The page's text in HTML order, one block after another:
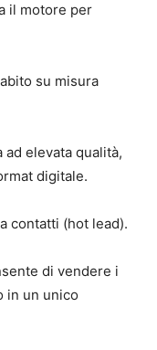
il motore per
su misura
elevata qualità,
digitale.
contatti (hot lead).
di vendere i
in un unico